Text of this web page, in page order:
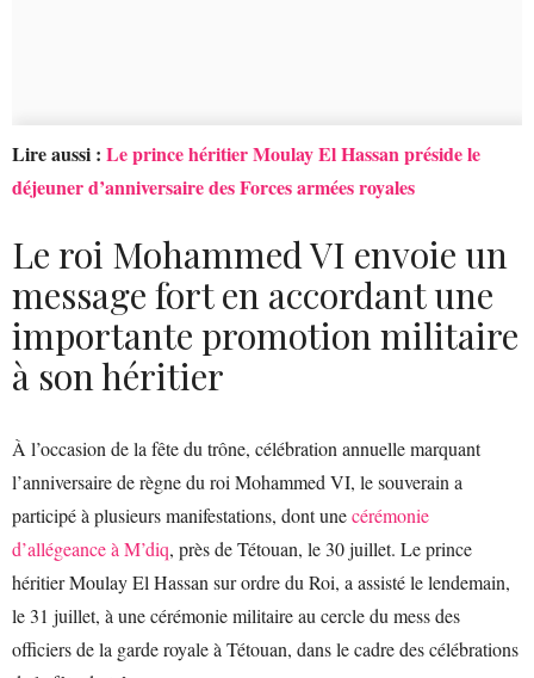
Lire aussi : Le prince héritier Moulay El Hassan préside le
déjeuner d’anniversaire des Forces armées royales
Le roi Mohammed VI envoie un
message fort en accordant une
importante promotion militaire
à son héritier
À l’occasion de la fête du trône, célébration annuelle marquant
l’anniversaire de règne du roi Mohammed VI, le souverain a
participé à plusieurs manifestations, dont unecérémonie
d’allégeance à M’diq, près de Tétouan, le 30 juillet. Le prince
héritier Moulay El Hassan sur ordre du Roi, a assisté le lendemain,
le 31 juillet, à une cérémonie militaire au cercle du mess des
officiers de la garde royale à Tétouan, dans le cadre des célébrations